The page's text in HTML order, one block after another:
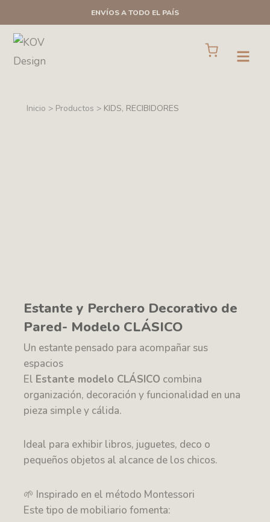
al
contenido
ENVÍOS A TODO EL PAÍS
Open
Cart
Inicio > Productos > KIDS, RECIBIDORES
Estante y Perchero Decorativo de
Pared- Modelo CLÁSICO
Un estante pensado para acompañar sus
espacios
El Estante modelo CLÁSICO combina
organización, decoración y funcionalidad en una
pieza simple y cálida.
Ideal para exhibir libros, juguetes, deco o
pequeños objetos al alcance de los chicos.
🌱 Inspirado en el método Montessori
Este tipo de mobiliario fomenta: